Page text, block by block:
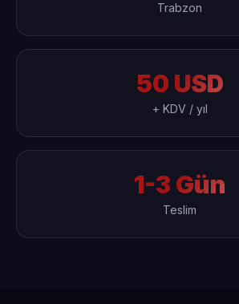
Trabzon
50 USD
+ KDV / yıl
1-3 Gün
Teslim